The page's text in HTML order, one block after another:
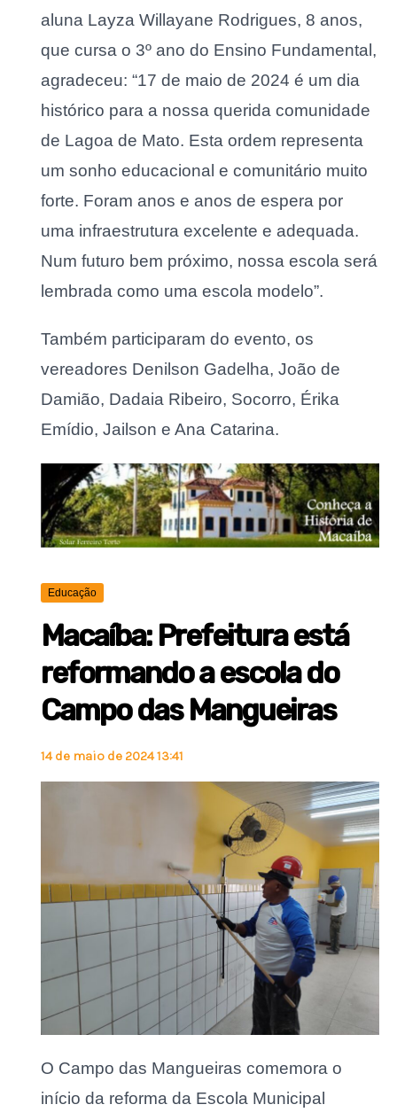
aluna Layza Willayane Rodrigues, 8 anos,
que cursa o 3º ano do Ensino Fundamental,
agradeceu: “17 de maio de 2024 é um dia
histórico para a nossa querida comunidade
de Lagoa de Mato. Esta ordem representa
um sonho educacional e comunitário muito
forte. Foram anos e anos de espera por
uma infraestrutura excelente e adequada.
Num futuro bem próximo, nossa escola será
lembrada como uma escola modelo”.
Também participaram do evento, os
vereadores Denilson Gadelha, João de
Damião, Dadaia Ribeiro, Socorro, Érika
Emídio, Jailson e Ana Catarina.
Educação
Macaíba: Prefeitura está
reformando a escola do
Campo das Mangueiras
14 de maio de 2024 13:41
O Campo das Mangueiras comemora o
início da reforma da Escola Municipal